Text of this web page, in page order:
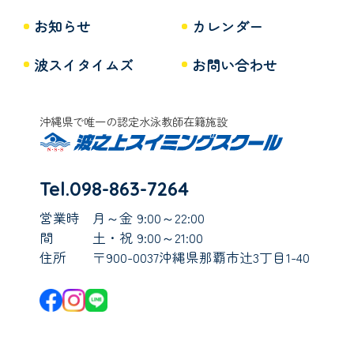
お知らせ
カレンダー
波スイタイムズ
お問い合わせ
沖縄県で唯一の認定水泳教師在籍施設
Tel.098-863-7264
営業時
間
月～金 9:00～22:00
土・祝 9:00～21:00
住所
〒900-0037沖縄県那覇市辻3丁目1-40